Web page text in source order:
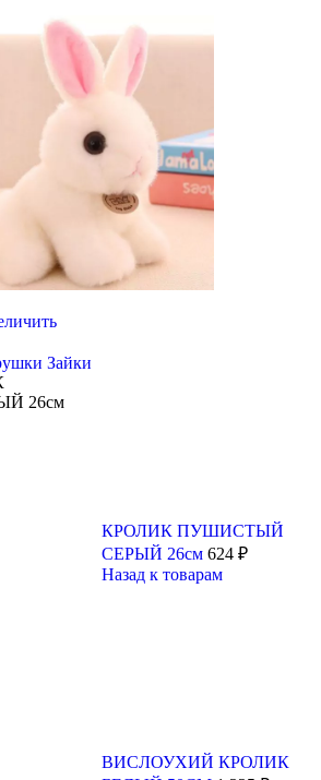
Зайки
26см
КРОЛИК ПУШИСТЫЙ
СЕРЫЙ 26см 624 ₽
Назад к товарам
ВИСЛОУХИЙ КРОЛИК